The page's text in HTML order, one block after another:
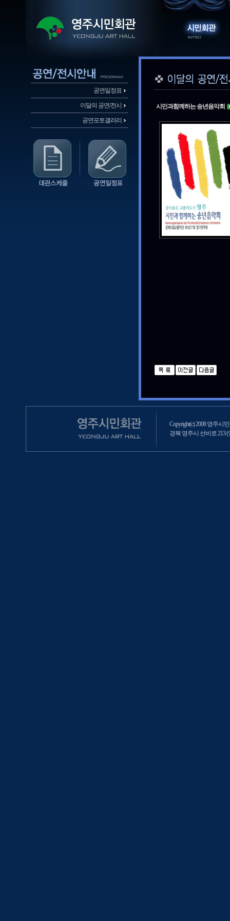
공연일정표
이달의 공연/전시
공연포토갤러리
시민과함께하는 송년음악회
Copyright(c) 2008 영주시
경북 영주시 선비로 213 (